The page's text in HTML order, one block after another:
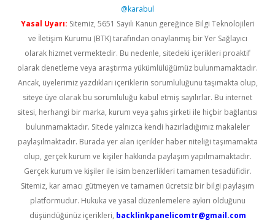
@karabul
Yasal Uyarı: Sitemiz, 5651 Sayılı Kanun gereğince Bilgi Teknolojileri
ve İletişim Kurumu (BTK) tarafından onaylanmış bir Yer Sağlayıcı
olarak hizmet vermektedir. Bu nedenle, sitedeki içerikleri proaktif
olarak denetleme veya araştırma yükümlülüğümüz bulunmamaktadır.
Ancak, üyelerimiz yazdıkları içeriklerin sorumluluğunu taşımakta olup,
siteye üye olarak bu sorumluluğu kabul etmiş sayılırlar. Bu internet
sitesi, herhangi bir marka, kurum veya şahıs şirketi ile hiçbir bağlantısı
bulunmamaktadır. Sitede yalnızca kendi hazırladığımız makaleler
paylaşılmaktadır. Burada yer alan içerikler haber niteliği taşımamakta
olup, gerçek kurum ve kişiler hakkında paylaşım yapılmamaktadır.
Gerçek kurum ve kişiler ile isim benzerlikleri tamamen tesadüfidir.
Sitemiz, kar amacı gütmeyen ve tamamen ücretsiz bir bilgi paylaşım
platformudur. Hukuka ve yasal düzenlemelere aykırı olduğunu
düşündüğünüz içerikleri, backlinkpanelicomtr@gmail.com